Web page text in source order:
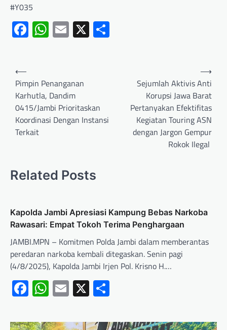
#Y035
Facebook
WhatsApp
Email
X
⟵
Pimpin Penanganan
Karhutla, Dandim
0415/Jambi Prioritaskan
Koordinasi Dengan Instansi
Terkait
Sejumlah Aktivis Anti
Korupsi Jawa Barat
Pertanyakan Efektifitas
Kegiatan Touring ASN
dengan Jargon Gempur
Rokok Ilegal
⟶
Related Posts
Kapolda Jambi Apresiasi Kampung Bebas Narkoba
Rawasari: Empat Tokoh Terima Penghargaan
JAMBI.MPN – Komitmen Polda Jambi dalam memberantas
peredaran narkoba kembali ditegaskan. Senin pagi
(4/8/2025), Kapolda Jambi Irjen Pol. Krisno H.…
Facebook
WhatsApp
Email
X